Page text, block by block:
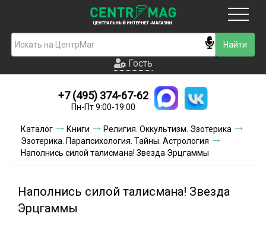
Гость
Новинки
Условия доставки
Условия оплаты
Гость
+7 (495) 374-67-62
Пн-Пт 9:00-19:00
Каталог Книги
Религия. Оккультизм. Эзотерика
Эзотерика. Парапсихология. Тайны. Астрология
Наполнись силой талисмана! Звезда Эрцгаммы
Наполнись силой талисмана! Звезда
Эрцгаммы